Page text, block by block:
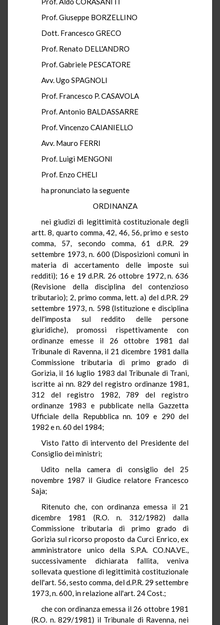
Prof. Giuseppe BORZELLINO
Dott. Francesco GRECO
Prof. Renato DELL'ANDRO
Prof. Gabriele PESCATORE
Avv. Ugo SPAGNOLI
Prof. Francesco P. CASAVOLA
Prof. Antonio BALDASSARRE
Prof. Vincenzo CAIANIELLO
Avv. Mauro FERRI
Prof. Luigi MENGONI
Prof. Enzo CHELI
ha pronunciato la seguente
ORDINANZA
nei giudizi di legittimità costituzionale degli
artt. 8, quarto comma, 42, 46, 56, primo e sesto
comma, 57, secondo comma, 61 d.P.R. 29
settembre 1973, n. 600 (Disposizioni comuni in
materia di accertamento delle imposte sui
redditi); 16 e 19 d.P.R. 26 ottobre 1972, n. 636
(Revisione della disciplina del contenzioso
tributario); 2, primo comma, lett. a) del d.P.R. 29
settembre 1973, n. 598 (Istituzione e disciplina
dell'imposta sul reddito delle persone
giuridiche), promossi rispettivamente con
ordinanze emesse il 26 ottobre 1981 dal
Tribunale di Ravenna, il 21 dicembre 1981 dalla
Commissione tributaria di primo grado di
Gorizia, il 16 luglio 1983 dal Tribunale di Trani,
iscritte ai nn. 829 del registro ordinanze 1981,
312 del registro 1982, 789 del registro
ordinanze 1983 e pubblicate nella Gazzetta
Ufficiale della Repubblica nn. 109 e 290 del
1982 e n. 60 del 1984;
Visto l'atto di intervento del Presidente del
Consiglio dei ministri;
Udito nella camera di consiglio del 25
novembre 1987 il Giudice relatore Francesco
Saja;
Ritenuto che, con ordinanza emessa il 21
dicembre 1981 (R.O. n. 312/1982) dalla
Commissione tributaria di primo grado di
Gorizia sul ricorso proposto da Curci Enrico, ex
amministratore unico della S.P.A. CO.NA.VE.,
successivamente dichiarata fallita, veniva
sollevata questione di legittimità costituzionale
dell'art. 56, sesto comma, del d.P.R. 29 settembre
1973, n. 600, in relazione all'art. 24 Cost.;
che con ordinanza emessa il 26 ottobre 1981
(R.O. n. 829/1981) il Tribunale di Ravenna, nei